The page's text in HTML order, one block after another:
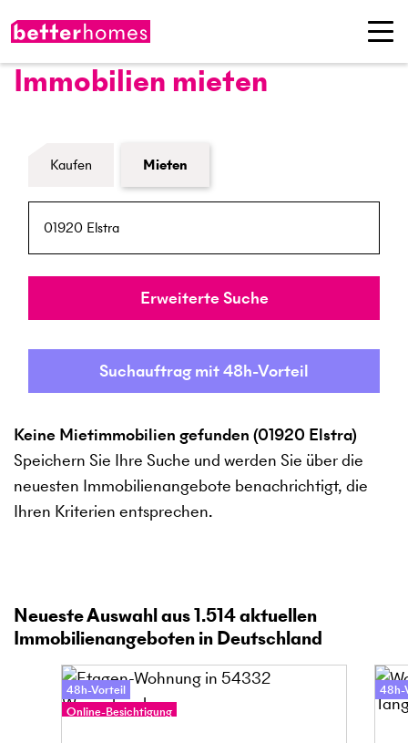
Immobilien mieten
Formular Immobiliensuche
Kaufen Mieten
Umkreis
Erweiterte Suche
Suchauftrag mit 48h-Vorteil
Keine Mietimmobilien gefunden (01920 Elstra)
Speichern Sie Ihre Suche und werden Sie über die
neuesten Immobilienangebote benachrichtigt, die
Ihren Kriterien entsprechen.
Neueste Auswahl aus1.514aktuellen
Immobilienangeboten in Deutschland
48h-Vorteil
Online-Besichtigung
48h-